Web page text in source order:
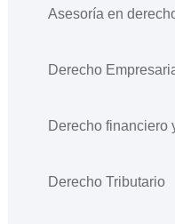
Asesoría en
Derecho
Derecho financiero
Derecho Tributario